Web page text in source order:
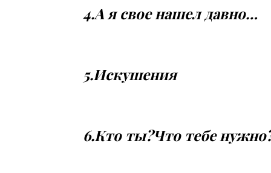
4.А я своe нашел давно…
5.Искушения
6.Кто ты?Что тебе